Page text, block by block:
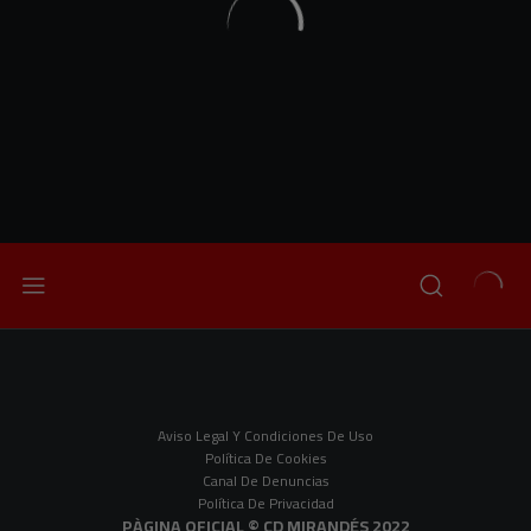
Aviso Legal Y Condiciones De Uso
Política De Cookies
Canal De Denuncias
Política De Privacidad